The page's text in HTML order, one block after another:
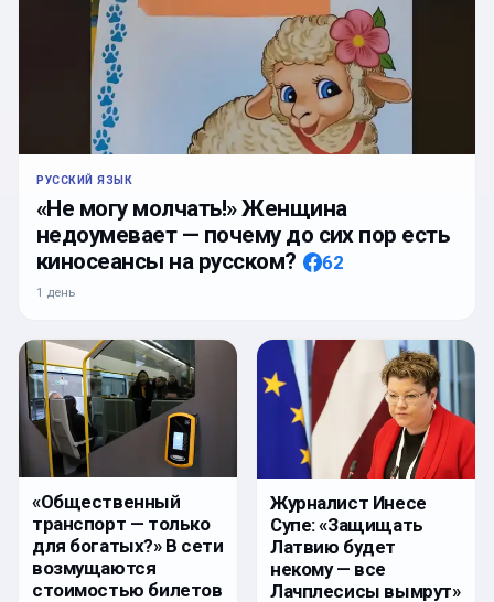
РУССКИЙ ЯЗЫК
«Не могу молчать!» Женщина
недоумевает — почему до сих пор есть
киносеансы на русском?
62
1 день
«Общественный
транспорт — только
для богатых?» В сети
возмущаются
стоимостью билетов
Журналист Инесе
Супе: «Защищать
Латвию будет
некому — все
Лачплесисы вымрут»